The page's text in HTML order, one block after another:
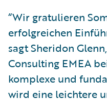
“Wir gratulieren
erfolgreichen
sagt Sheridon
Consulting EMEA
komplexe und
wird eine leichtere